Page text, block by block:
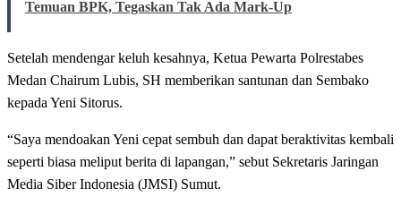
Temuan BPK, Tegaskan Tak Ada Mark-Up
Setelah mendengar keluh kesahnya, Ketua Pewarta Polrestabes
Medan Chairum Lubis, SH memberikan santunan dan Sembako
kepada Yeni Sitorus.
“Saya mendoakan Yeni cepat sembuh dan dapat beraktivitas kembali
seperti biasa meliput berita di lapangan,” sebut Sekretaris Jaringan
Media Siber Indonesia (JMSI) Sumut.